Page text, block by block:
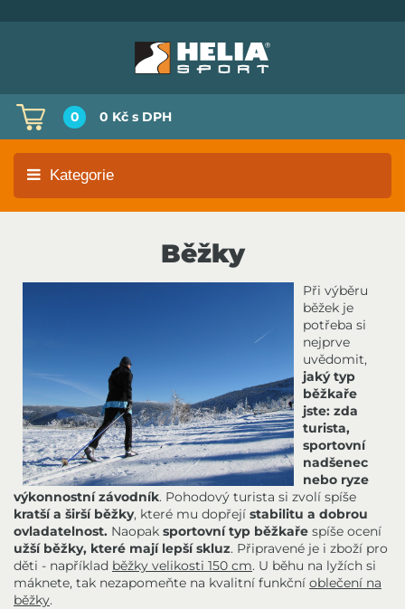
0 0 Kč s DPH
Kategorie
Běžky
Při výběru
běžek je
potřeba si
nejprve
uvědomit,
jaký typ
běžkaře
jste: zda
turista,
sportovní
nadšenec
nebo ryze
výkonnostní závodník. Pohodový turista si zvolí spíše
kratší a širší běžky, které mu dopřejí stabilitu a dobrou
ovladatelnost. Naopak sportovní typ běžkaře spíše ocení
užší běžky, které mají lepší skluz. Připravené je i zboží pro
děti - například běžky velikosti 150 cm. U běhu na lyžích si
máknete, tak nezapomeňte na kvalitní funkční oblečení na
běžky.